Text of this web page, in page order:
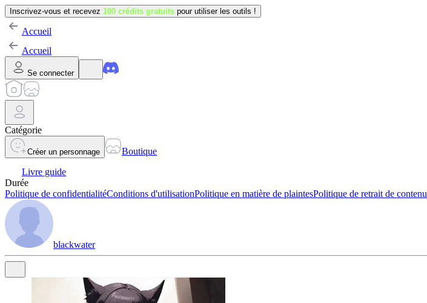
Inscrivez-vous et recevez 100 crédits gratuits pour utiliser les outils !
Accueil
Accueil
Se connecter
Catégorie
Créer un personnage
Boutique
Livre guide
Durée
Politique de confidentialitéConditions d'utilisationPolitique en matière de plaintesPolitique de retrait de contenu
blackwater